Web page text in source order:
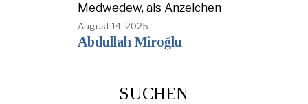
Medwedew, als Anzeichen
August 14, 2025
Abdullah Miroğlu
SUCHEN